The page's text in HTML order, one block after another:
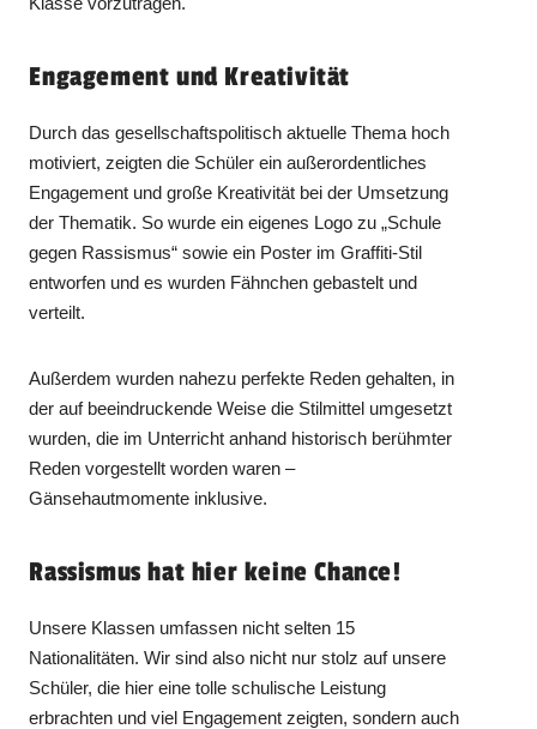
Engagement und Kreativität
Durch das gesellschaftspolitisch aktuelle Thema hoch
motiviert, zeigten die Schüler ein außerordentliches
Engagement und große Kreativität bei der Umsetzung
der Thematik. So wurde ein eigenes Logo zu „Schule
gegen Rassismus“ sowie ein Poster im Graffiti-Stil
entworfen und es wurden Fähnchen gebastelt und
verteilt.
Außerdem wurden nahezu perfekte Reden gehalten, in
der auf beeindruckende Weise die Stilmittel umgesetzt
wurden, die im Unterricht anhand historisch berühmter
Reden vorgestellt worden waren –
Gänsehautmomente inklusive.
Rassismus hat hier keine Chance!
Unsere Klassen umfassen nicht selten 15
Nationalitäten. Wir sind also nicht nur stolz auf unsere
Schüler, die hier eine tolle schulische Leistung
erbrachten und viel Engagement zeigten, sondern auch